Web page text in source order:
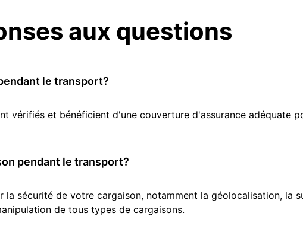
aux questions
le transport?
vérifiés et bénéficient d'une couverture d'assurance adéquate
pendant le transport?
sécurité de votre cargaison, notamment la géolocalisation, la
de tous types de cargaisons.